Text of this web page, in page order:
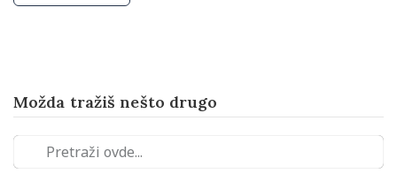
Možda tražiš nešto drugo